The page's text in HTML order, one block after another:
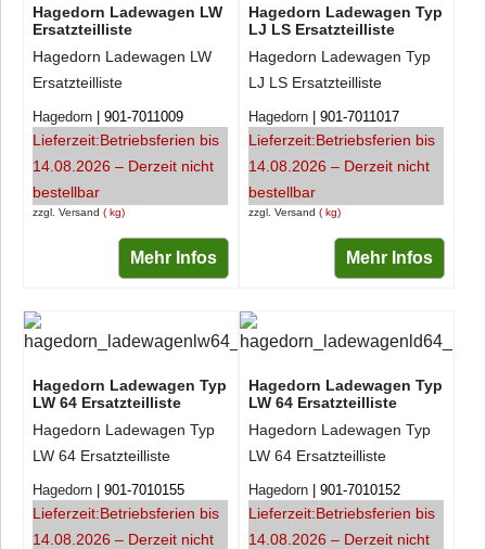
Hagedorn Ladewagen LW
Ersatzteilliste
Hagedorn Ladewagen LW
Ersatzteilliste
zzgl. Versand kg
Hagedorn 901-7011009
Lieferzeit:Betriebsferien bis
14.08.2026 – Derzeit nicht
bestellbar
Mehr Infos
Hagedorn Ladewagen Typ
LJ LS Ersatzteilliste
Hagedorn Ladewagen Typ
LJ LS Ersatzteilliste
zzgl. Versand kg
Hagedorn 901-7011017
Lieferzeit:Betriebsferien bis
14.08.2026 – Derzeit nicht
bestellbar
Mehr Infos
Hagedorn Ladewagen Typ
LW 64 Ersatzteilliste
Hagedorn Ladewagen Typ
LW 64 Ersatzteilliste
Hagedorn 901-7010155
Lieferzeit:Betriebsferien bis
14.08.2026 – Derzeit nicht
Hagedorn Ladewagen Typ
LW 64 Ersatzteilliste
Hagedorn Ladewagen Typ
LW 64 Ersatzteilliste
Hagedorn 901-7010152
Lieferzeit:Betriebsferien bis
14.08.2026 – Derzeit nicht